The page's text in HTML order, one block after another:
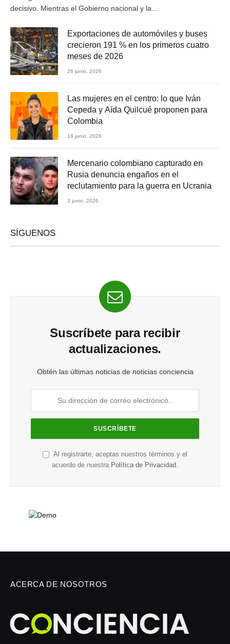
decisivo. Mientras el Gobierno nacional y la…
Exportaciones de automóviles y buses
crecieron 191 % en los primeros cuatro
meses de 2026
26 junio, 2026
Las mujeres en el centro: lo que Iván
Cepeda y Aída Quilcué proponen para
Colombia
18 junio, 2026
Mercenario colombiano capturado en
Rusia denuncia engaños en el
reclutamiento para la guerra en Ucrania
3 junio, 2026
SÍGUENOS
Suscríbete para recibir
actualizaciones.
Obtén las últimas noticias de noticias conciencia
Al registrarte, aceptas nuestros términos y el
acuerdo de nuestra Política de Privacidad.
ACERCA DE NOSOTROS